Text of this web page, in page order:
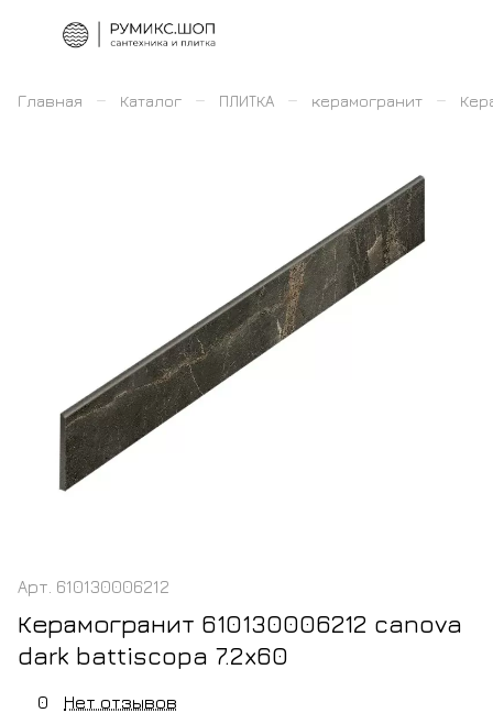
Главная – Каталог – ПЛИТКА – керамогранит –
Арт. 610130006212
Керамогранит 610130006212 canova
dark battiscopa 7.2x60
0 Нет отзывов